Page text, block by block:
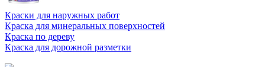
Краски для наружных работ
Краска для минеральных поверхностей
Краска по дереву
Краска для дорожной разметки